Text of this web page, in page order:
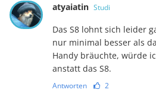
atyaiatin Studi
Das S8 lohnt sich leider
nur minimal besser als
Handy bräuchte, würde
anstatt das S8.
Antworten 2